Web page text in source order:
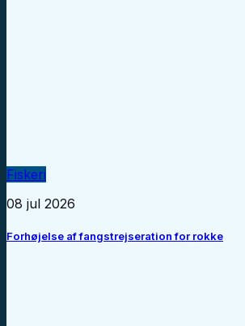
Fiskeri
08 jul 2026
Forhøjelse af fangstrejseration for rokke